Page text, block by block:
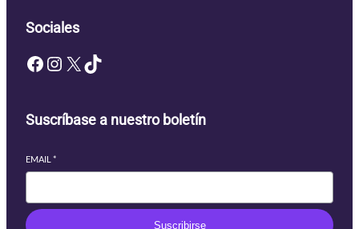
Sociales
Facebook Instagram X TikTok
Suscríbase a nuestro boletín
EMAIL *
Suscribirse